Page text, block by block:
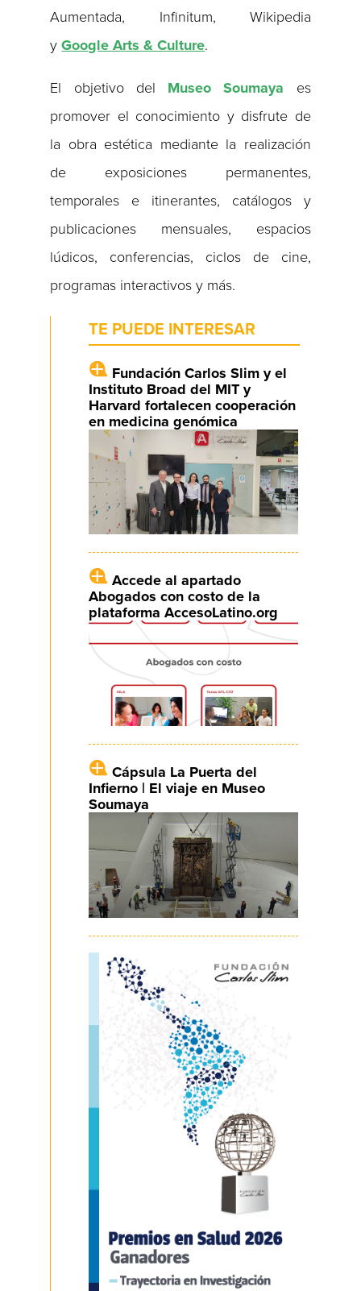
Aumentada, Infinitum, Wikipedia
yGoogle Arts & Culture.
El objetivo del Museo Soumaya es
promover el conocimiento y disfrute de
la obra estética mediante la realización
de exposiciones permanentes,
temporales e itinerantes, catálogos y
publicaciones mensuales, espacios
lúdicos, conferencias, ciclos de cine,
programas interactivos y más.
TE PUEDE INTERESAR
Fundación Carlos Slim y el
Instituto Broad del MIT y
Harvard fortalecen cooperación
en medicina genómica
Accede al apartado
Abogados con costo de la
plataforma AccesoLatino.org
Cápsula La Puerta del
Infierno | El viaje en Museo
Soumaya